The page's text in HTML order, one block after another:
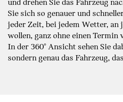
und drehen Sie das Fahrzeug
Sie sich so genauer und
jeder Zeit, bei jedem Wetter, an
wollen, ganz ohne einen Termin
In der 360° Ansicht sehen Sie
sondern genau das Fahrzeug,